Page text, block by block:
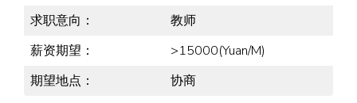
求职意向：
教师
薪资期望：
>15000(Yuan/M)
期望地点：
协商